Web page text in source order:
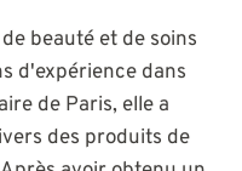
beauté et de soins
d'expérience dans
de Paris, elle a
des produits de